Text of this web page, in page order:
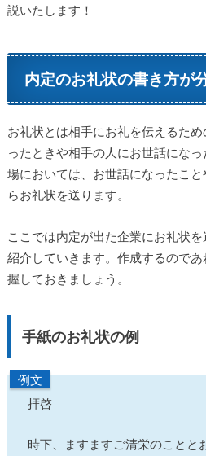
説いたします！
内定のお礼状の書き方が
お礼状とは相手にお礼を伝えるた
ったときや相手の人にお世話にな
場においては、お世話になったこ
らお礼状を送ります。
ここでは内定が出た企業にお礼状
紹介していきます。作成するので
握しておきましょう。
手紙のお礼状の例
例文
拝啓
時下、ますますご清栄のことと